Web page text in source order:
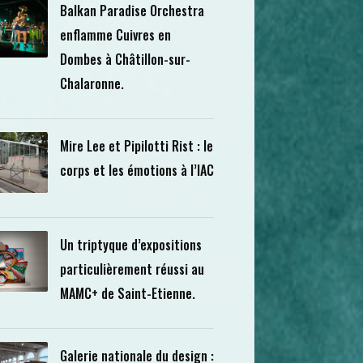
Balkan Paradise Orchestra
enflamme Cuivres en
Dombes à Châtillon-sur-
Chalaronne.
Mire Lee et Pipilotti Rist : le
corps et les émotions à l’IAC
Un triptyque d’expositions
particulièrement réussi au
MAMC+ de Saint-Etienne.
Galerie nationale du design :